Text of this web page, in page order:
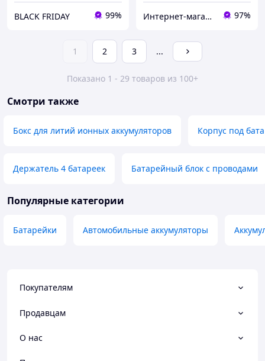
BLACK FRIDAY 99% Интернет-магазин Co-Di 97%
1 2 3 ...
Показано 1 - 29 товаров из 100+
Смотри также
Бокс для литий ионных аккумуляторов Корпус под
Держатель 4 батареек Батарейный блок с проводами
Популярные категории
Батарейки Автомобильные аккумуляторы
Покупателям
Продавцам
О нас